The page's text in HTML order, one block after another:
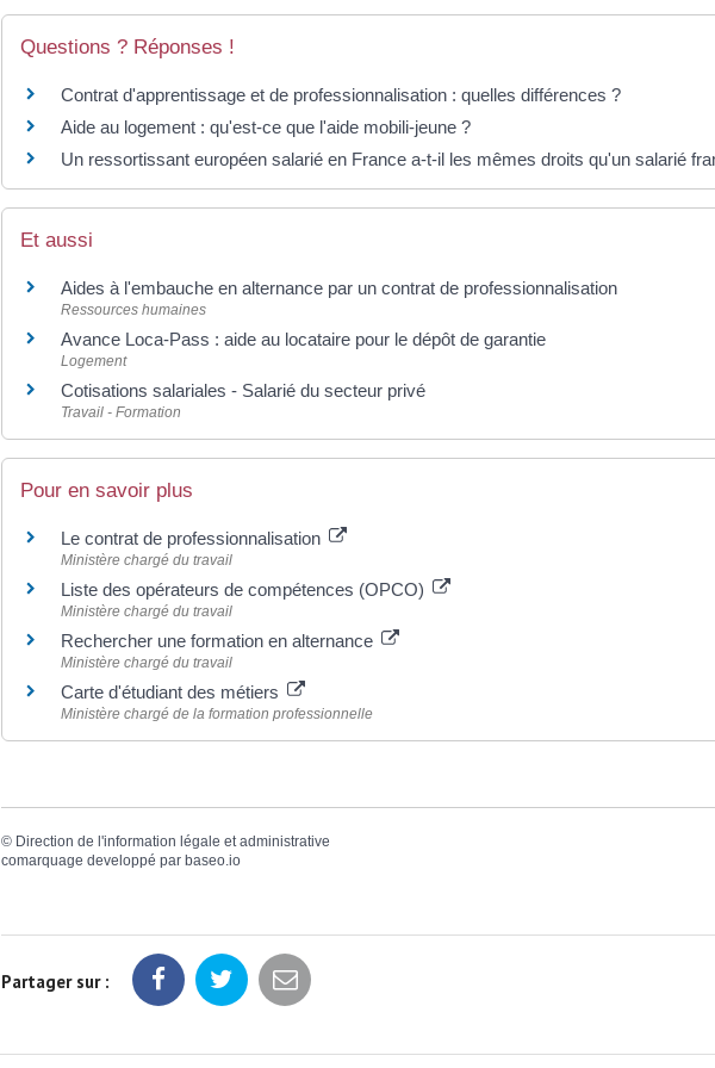
Questions ? Réponses !
Contrat d'apprentissage et de professionnalisation : quelles différences ?
Aide au logement : qu'est-ce que l'aide mobili-jeune ?
Un ressortissant européen salarié en France a-t-il les mêmes droits qu'un salarié
Et aussi
Aides à l'embauche en alternance par un contrat de professionnalisation
Ressources humaines
Avance Loca-Pass : aide au locataire pour le dépôt de garantie
Logement
Cotisations salariales - Salarié du secteur privé
Travail - Formation
Pour en savoir plus
Le contrat de professionnalisation
Ministère chargé du travail
Liste des opérateurs de compétences (OPCO)
Ministère chargé du travail
Rechercher une formation en alternance
Ministère chargé du travail
Carte d'étudiant des métiers
Ministère chargé de la formation professionnelle
© Direction de l'information légale et administrative
comarquage developpé par baseo.io
Partager sur :